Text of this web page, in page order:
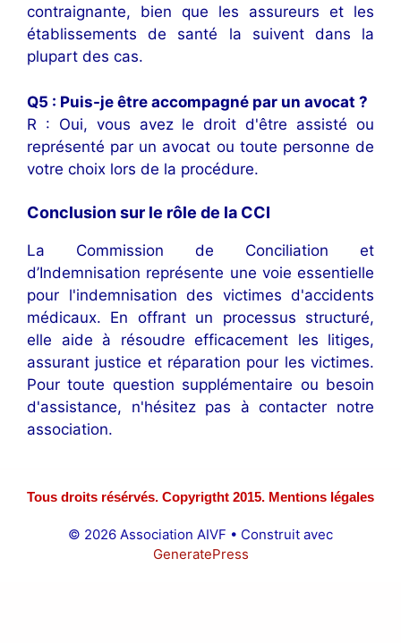
contraignante, bien que les assureurs et les
établissements de santé la suivent dans la
plupart des cas.
Q5 : Puis-je être accompagné par un avocat ?
R : Oui, vous avez le droit d'être assisté ou
représenté par un avocat ou toute personne de
votre choix lors de la procédure.
Conclusion sur le rôle de la CCI
La Commission de Conciliation et
d’Indemnisation représente une voie essentielle
pour l'indemnisation des victimes d'accidents
médicaux. En offrant un processus structuré,
elle aide à résoudre efficacement les litiges,
assurant justice et réparation pour les victimes.
Pour toute question supplémentaire ou besoin
d'assistance, n'hésitez pas à contacter notre
association.
Tous droits résérvés. Copyrigtht 2015. Mentions légales
© 2026 Association AIVF • Construit avec
GeneratePress